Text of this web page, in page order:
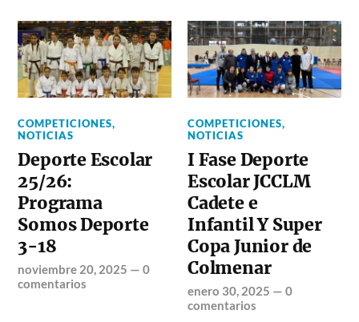
COMPETICIONES,
NOTICIAS
Deporte Escolar
25/26:
Programa
Somos Deporte
3-18
noviembre 20, 2025 —0
comentarios
COMPETICIONES,
NOTICIAS
I Fase Deporte
Escolar JCCLM
Cadete e
Infantil Y Super
Copa Junior de
Colmenar
enero 30, 2025 —0
comentarios